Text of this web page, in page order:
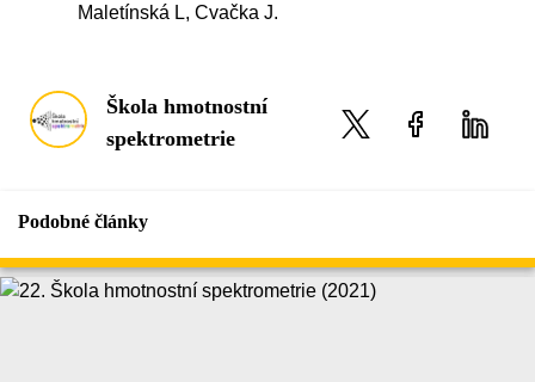
Maletínská L, Cvačka J.
Škola hmotnostní
spektrometrie
Podobné články